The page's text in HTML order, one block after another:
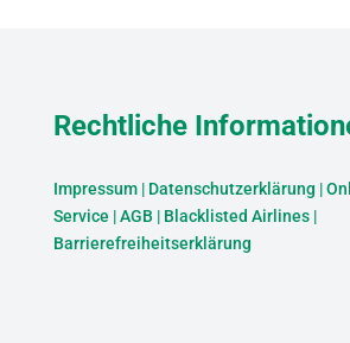
Rechtliche
Impressum| Datenschutzerklärung |
Service |AGB | Blacklisted Airlines|
Barrierefreiheitserklärung